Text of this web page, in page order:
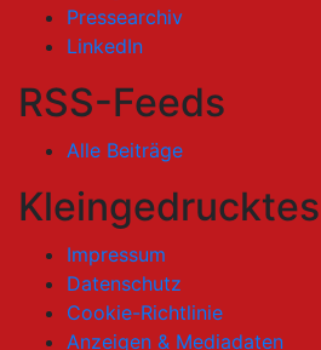
Pressearchiv
LinkedIn
RSS-Feeds
Alle Beiträge
Kleingedrucktes
Impressum
Datenschutz
Cookie-Richtlinie
Anzeigen & Mediadaten